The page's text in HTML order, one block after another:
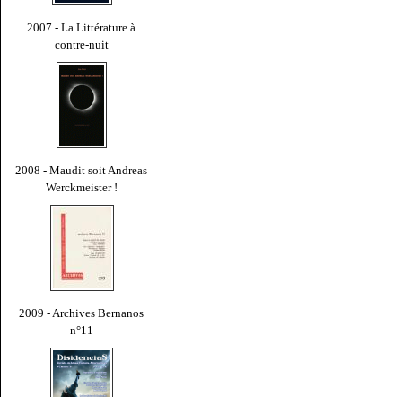
2007 - La Littérature à
contre-nuit
2008 - Maudit soit Andreas
Werckmeister !
2009 - Archives Bernanos
n°11